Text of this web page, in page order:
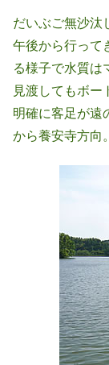
だいぶご無沙汰
午後から行って
る様子で水質は
見渡してもボー
明確に客足が遠
から養安寺方向。